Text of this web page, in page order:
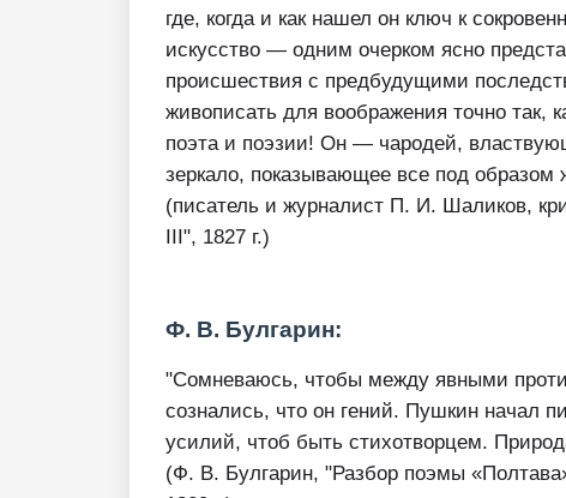
где, когда и как нашел он ключ к
искусство — одним очерком ясно
происшествия с предбудущими
живописать для воображения точно так,
поэта и поэзии! Он — чародей,
зеркало, показывающее все под
(писатель и журналист П. И. Шаликов,
III", 1827 г.)
Ф. В. Булгарин:
"Сомневаюсь, чтобы между явными
сознались, что он гений. Пушкин начал
усилий, чтоб быть стихотворцем.
(Ф. В. Булгарин, "Разбор поэмы